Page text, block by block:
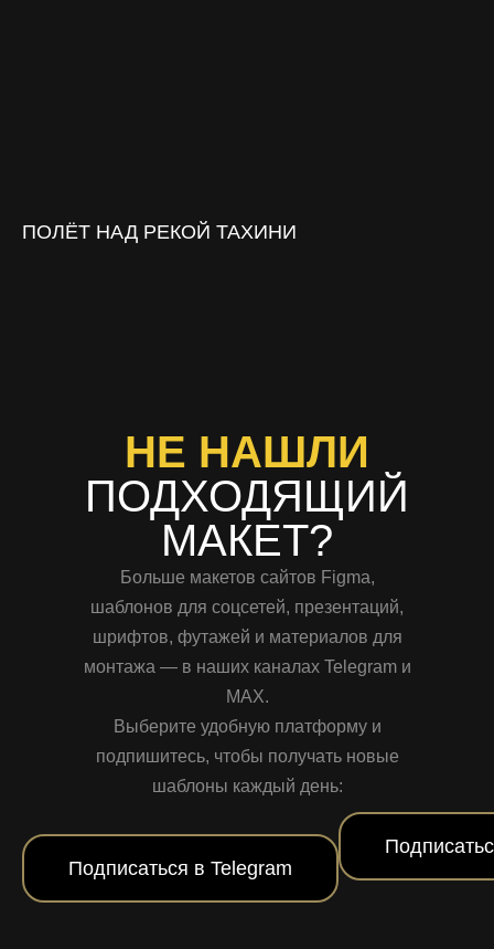
ПОЛЁТ НАД РЕКОЙ ТАХИНИ
НЕ НАШЛИ
ПОДХОДЯЩИЙ
МАКЕТ?
Больше макетов сайтов Figma,
шаблонов для соцсетей, презентаций,
шрифтов, футажей и материалов для
монтажа — в наших каналах Telegram и
MAX.
Выберите удобную платформу и
подпишитесь, чтобы получать новые
шаблоны каждый день:
Подписаться в Telegram